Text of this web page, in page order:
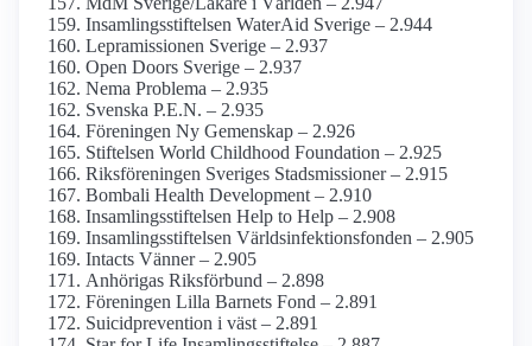
Insamlings­stiftelsen WaterAid Sverige – 2.944
Lepramissionen Sverige – 2.937
Open Doors Sverige – 2.937
Nema Problema – 2.935
Svenska P.E.N. – 2.935
Föreningen Ny Gemenskap – 2.926
Stiftelsen World Childhood Foundation – 2.925
Riksföreningen Sveriges Stadsmissioner – 2.915
Bombali Health Development – 2.910
Insamlings­stiftelsen Help to Help – 2.908
Insamlings­stiftelsen Världsinfektions­fonden – 2.905
Intacts Vänner – 2.905
Anhörigas Riksförbund – 2.898
Föreningen Lilla Barnets Fond – 2.891
Suicidprevention i väst – 2.891